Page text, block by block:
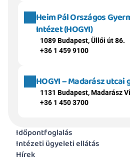
Heim Pál Országos
Intézet (HOGYI)
1089 Budapest, Üllői út 86.
+36 1 459 9100
HOGYI – Madarász
1131 Budapest, Madarász
+36 1 450 3700
Időpontfoglalás
Intézeti ügyeleti ellátás
Hírek